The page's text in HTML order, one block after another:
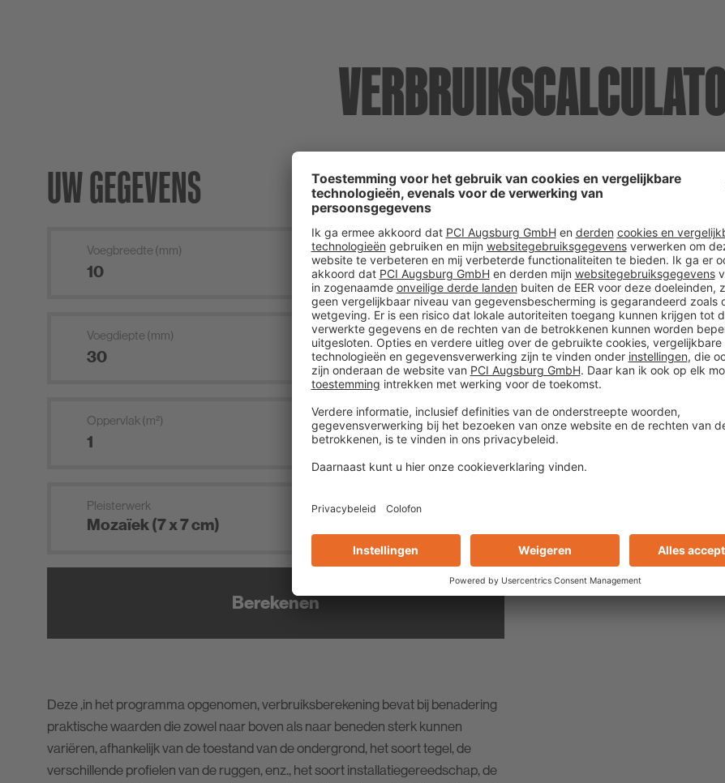
UW GEGEVENS
Voegbreedte (mm)
Voegdiepte (mm)
Oppervlak (m²)
Pleisterwerk
Berekenen
UW
Benodigde
KOMT
25-kg-zak
Deze ,in het programma opgenomen, verbruiksberekening bevat bij benadering
praktische waarden die zowel naar boven als naar beneden sterk kunnen
variëren, afhankelijk van de toestand van de ondergrond, het soort tegel, de
verschillende profielen van de ruggen, enz., het soort installatiegereedschap, de